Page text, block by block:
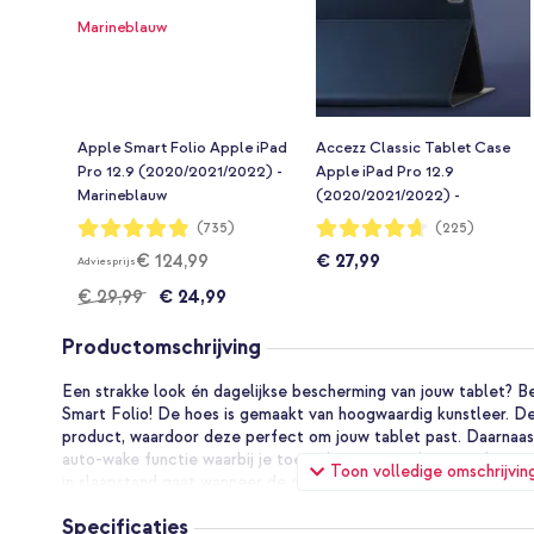
Apple Smart Folio Apple iPad
Pro 12.9 (2020/2021/2022) -
Marineblauw
Waardering:
97%
(735)
Adviesprijs€ 124,99
€ 29,99
€ 24,99
Accezz Classic Tablet Case
Apple iPad Pro 12.9
(2020/2021/2022) -
Donkerblauw
Waardering:
93%
(225)
€ 27,99
Productomschrijving
Toon volledige
Een strakke look én dagelijkse bescherming van jouw tablet?
Smart Folio! De hoes is gemaakt van hoogwaardig kunstleer.
product, waardoor deze perfect om jouw tablet past.
auto-wake functie waarbij je toestel automatisch ontwaakt
in slaapstand gaat wanneer de case gesloten wordt. De
De hoes kan omgevouwen worden tot een standaard, super
Specificaties